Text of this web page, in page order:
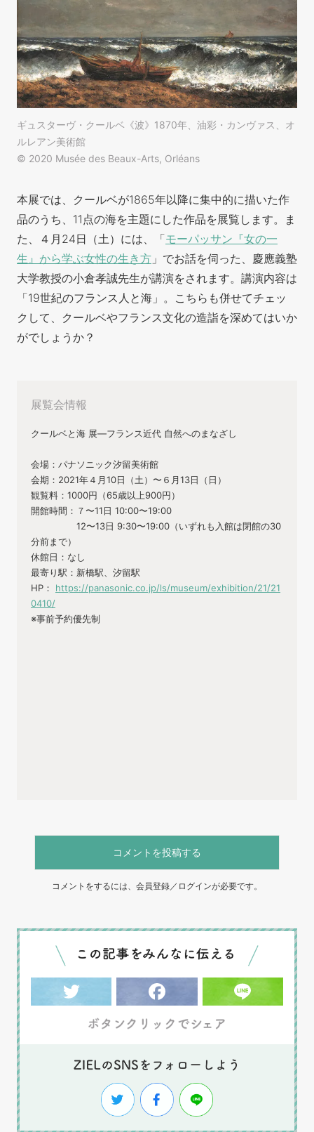
ギュスターヴ・クールベ《波》1870年、油彩・カンヴァス、オ
ルレアン美術館
© 2020 Musée des Beaux-Arts, Orléans
本展では、クールベが1865年以降に集中的に描いた作
品のうち、11点の海を主題にした作品を展覧します。ま
た、４月24日（土）には、「モーパッサン『女の一
生』から学ぶ女性の生き方 」でお話を伺った、慶應義塾
大学教授の小倉孝誠先生が講演をされます。講演内容は
「19世紀のフランス人と海」。こちらも併せてチェッ
クして、クールベやフランス文化の造詣を深めてはいか
がでしょうか？
展覧会情報
クールベと海 展—フランス近代 自然へのまなざし
会場：パナソニック汐留美術館
会期：2021年４月10日（土）〜６月13日（日）
観覧料：1000円（65歳以上900円）
開館時間：７〜11日 10:00〜19:00
12〜13日 9:30〜19:00（いずれも入館は閉館の30
分前まで）
休館日：なし
最寄り駅：新橋駅、汐留駅
HP： https://panasonic.co.jp/ls/museum/exhibition/21/21
0410/
※事前予約優先制
コメントを投稿する
コメントをするには、会員登録／ログインが必要です。